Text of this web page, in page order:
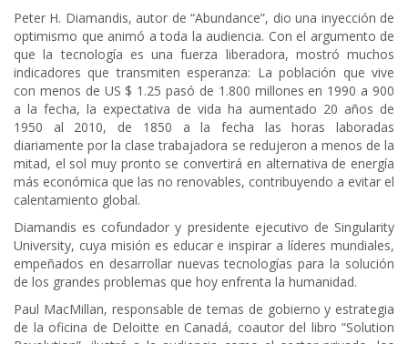
Peter H. Diamandis, autor de “Abundance”, dio una inyección de
optimismo que animó a toda la audiencia. Con el argumento de
que la tecnología es una fuerza liberadora, mostró muchos
indicadores que transmiten esperanza: La población que vive
con menos de US $ 1.25 pasó de 1.800 millones en 1990 a 900
a la fecha, la expectativa de vida ha aumentado 20 años de
1950 al 2010, de 1850 a la fecha las horas laboradas
diariamente por la clase trabajadora se redujeron a menos de la
mitad, el sol muy pronto se convertirá en alternativa de energía
más económica que las no renovables, contribuyendo a evitar el
calentamiento global.
Diamandis es cofundador y presidente ejecutivo de Singularity
University, cuya misión es educar e inspirar a líderes mundiales,
empeñados en desarrollar nuevas tecnologías para la solución
de los grandes problemas que hoy enfrenta la humanidad.
Paul MacMillan, responsable de temas de gobierno y estrategia
de la oficina de Deloitte en Canadá, coautor del libro “Solution